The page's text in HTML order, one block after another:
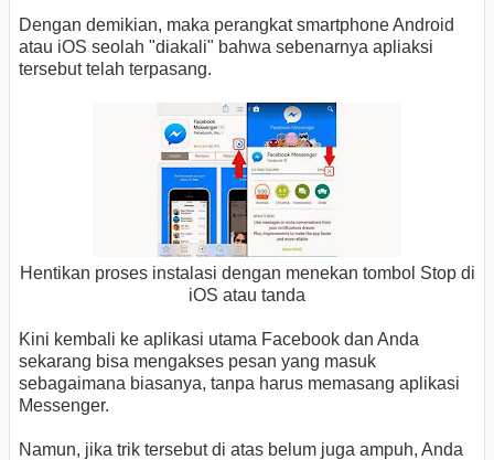
Dengan demikian, maka perangkat smartphone Android
atau iOS seolah "diakali" bahwa sebenarnya apliaksi
tersebut telah terpasang.
Hentikan proses instalasi dengan menekan tombol Stop di
iOS atau tanda
Kini kembali ke aplikasi utama Facebook dan Anda
sekarang bisa mengakses pesan yang masuk
sebagaimana biasanya, tanpa harus memasang aplikasi
Messenger.
Namun, jika trik tersebut di atas belum juga ampuh, Anda